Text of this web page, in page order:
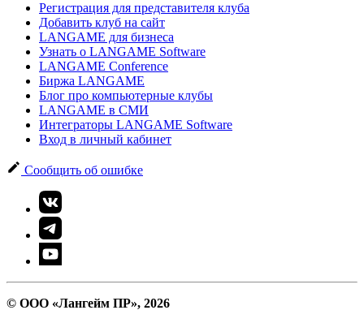
Регистрация для представителя клуба
Добавить клуб на сайт
LANGAME для бизнеса
Узнать о LANGAME Software
LANGAME Conference
Биржа LANGAME
Блог про компьютерные клубы
LANGAME в СМИ
Интеграторы LANGAME Software
Вход в личный кабинет
Сообщить об ошибке
© ООО «Лангейм ПР», 2026